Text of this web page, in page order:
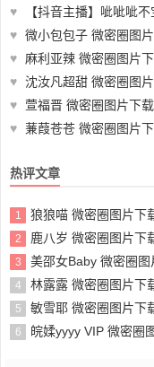
♥ 【抖音主播】呲呲呲不宝呀 精
♥ 微小包包子 微密圈图片下载分
♥
麻利亚辣 微密圈图片
♥ 沈汝凡超甜 微密圈图
♥ 萱福晋 微密圈图片下载分享
♥ 蒹葭苍苍 微密圈图片
热评文章
1 狼狼喵 微密圈图片下
2 鹿八岁 微密圈图片下载分
3 美邵女Baby 微密圈图
4 林露露 微密圈图片下
5 敏雪耶 微密圈图片下
6 皖媃yyyy VIP 微密圈